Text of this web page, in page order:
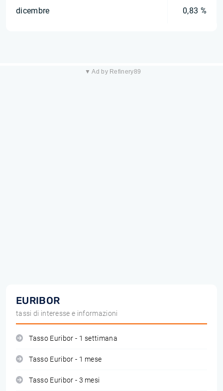
dicembre 0,83 %
▼ Ad by Refinery89
EURIBOR
tassi di interesse e informazioni
Tasso Euribor - 1 settimana
Tasso Euribor - 1 mese
Tasso Euribor - 3 mesi